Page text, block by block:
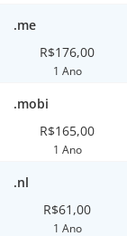
.me
R$176,00
1 Ano
.mobi
R$165,00
1 Ano
.nl
R$61,00
1 Ano